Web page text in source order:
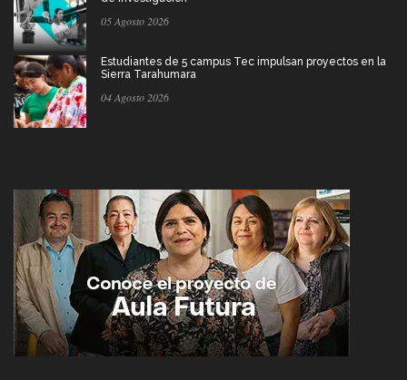
05 Agosto 2026
Estudiantes de 5 campus Tec impulsan proyectos en la
Sierra Tarahumara
04 Agosto 2026